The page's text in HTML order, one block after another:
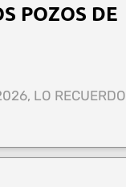
POZOS DE
LO RECUERDO